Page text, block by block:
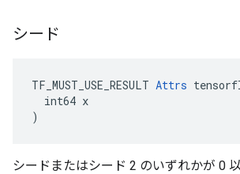
シード
TF_MUST_USE_RESULT Attrs
  int64 x
)
シードまたはシード 2 のいずれかが 0